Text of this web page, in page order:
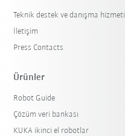
Teknik destek ve danışma hizmeti
İletişim
Press Contacts
Ürünler
Robot Guide
Çözüm veri bankası
KUKA ikinci el robotlar